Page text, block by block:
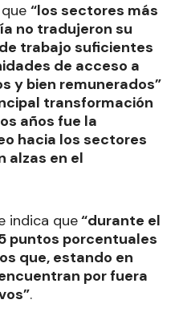
“los sectores más
no tradujeron su
trabajo suficientes
de acceso a
y bien remunerados”
transformación
años fue la
hacia los sectores
alzas en el
indica que“durante el
puntos porcentuales
que, estando en
por fuera
.